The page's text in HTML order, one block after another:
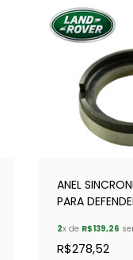
ANEL
PARA
2x de R$139,26
R$278,52